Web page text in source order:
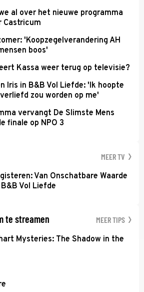
al over het nieuwe programma
Castricum
'Koopzegelverandering AH
boos'
Kassa weer terug op televisie?
Iris in B&B Vol Liefde: 'Ik hoopte
zou worden op me'
vervangt De Slimste Mens
finale op NPO 3
MEER TV
Van Onschatbare Waarde
Vol Liefde
te streamen MEER TIPS
Mysteries: The Shadow in the